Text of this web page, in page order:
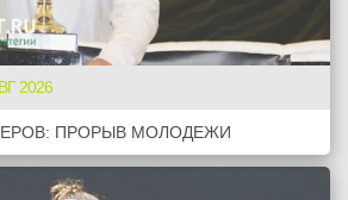
2026
ПРОРЫВ МОЛОДЕЖИ